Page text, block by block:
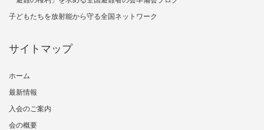
子どもたちを放射能から守る全国ネットワーク
サイトマップ
ホーム
最新情報
入会のご案内
会の概要